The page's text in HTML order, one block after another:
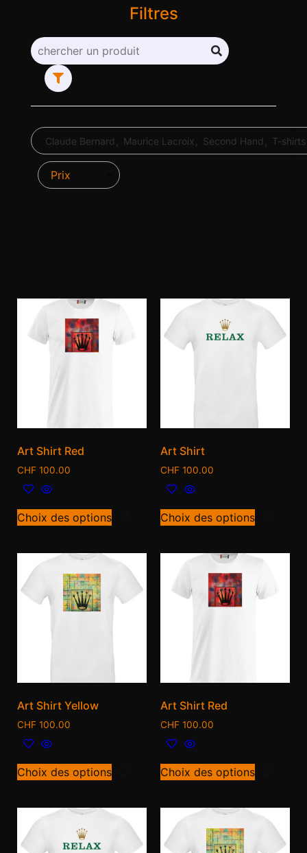
Filtres
Claude Bernard Maurice Lacroix Second Hand T-shirts
Prix
Art Shirt Red
CHF 100.00
Choix des options
Art Shirt
CHF 100.00
Choix des options
Art Shirt Yellow
CHF 100.00
Choix des options
Art Shirt Red
CHF 100.00
Choix des options